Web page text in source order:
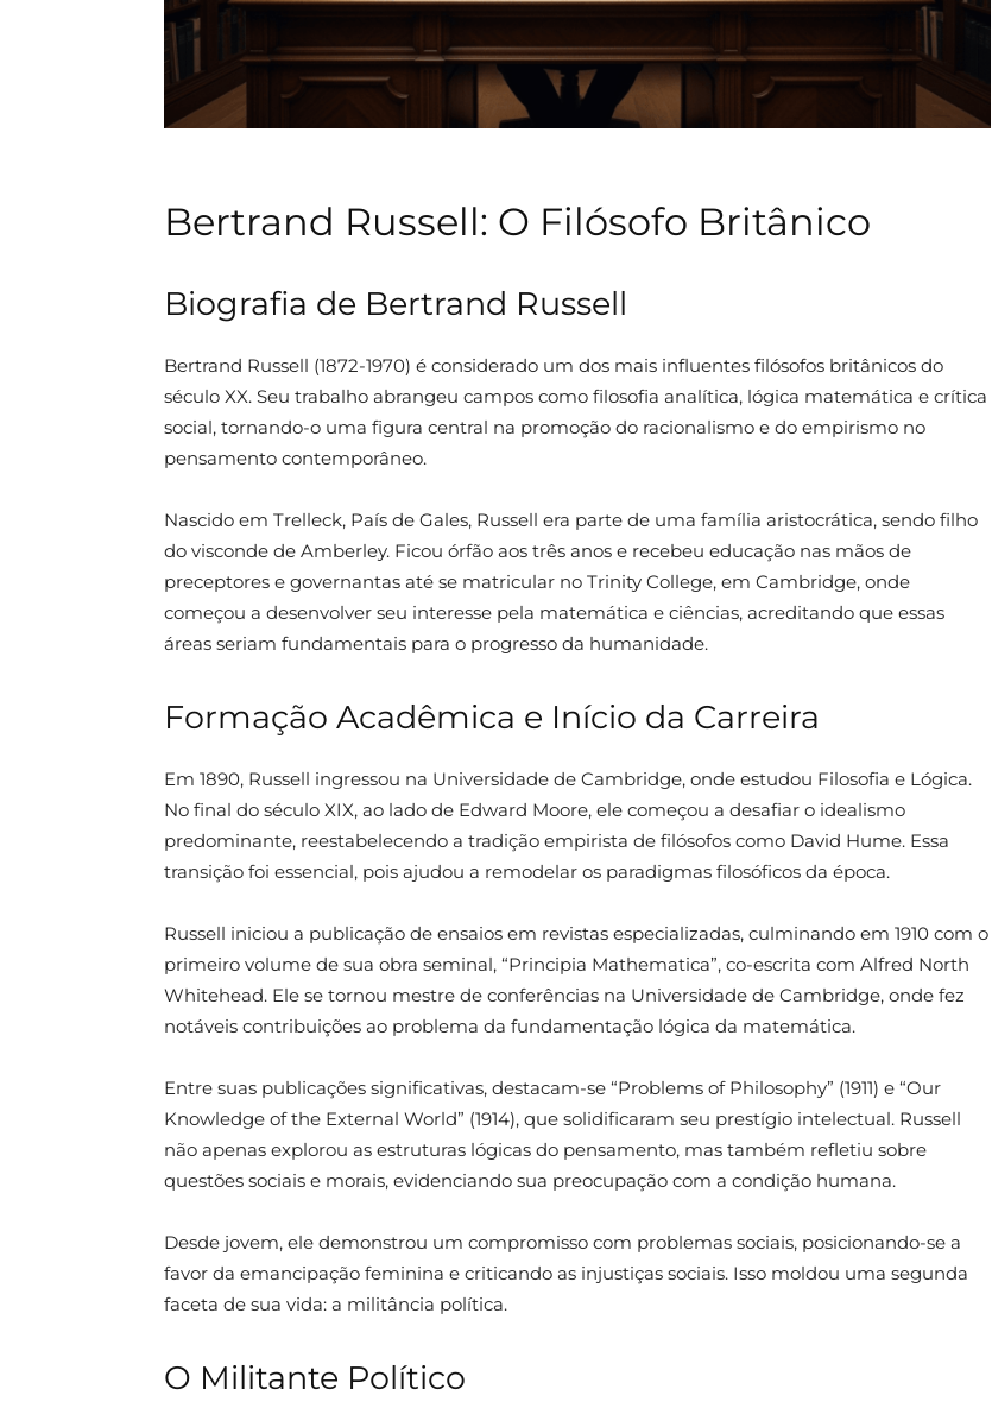
Bertrand Russell: O Filósofo Britânico
Biografia de Bertrand Russell
Bertrand Russell (1872-1970) é considerado um dos mais influentes filósofos britânicos do
século XX. Seu trabalho abrangeu campos como filosofia analítica, lógica matemática e crítica
social, tornando-o uma figura central na promoção do racionalismo e do empirismo no
pensamento contemporâneo.
Nascido em Trelleck, País de Gales, Russell era parte de uma família aristocrática, sendo filho
do visconde de Amberley. Ficou órfão aos três anos e recebeu educação nas mãos de
preceptores e governantas até se matricular no Trinity College, em Cambridge, onde
começou a desenvolver seu interesse pela matemática e ciências, acreditando que essas
áreas seriam fundamentais para o progresso da humanidade.
Formação Acadêmica e Início da Carreira
Em 1890, Russell ingressou na Universidade de Cambridge, onde estudou Filosofia e Lógica.
No final do século XIX, ao lado de Edward Moore, ele começou a desafiar o idealismo
predominante, reestabelecendo a tradição empirista de filósofos como David Hume. Essa
transição foi essencial, pois ajudou a remodelar os paradigmas filosóficos da época.
Russell iniciou a publicação de ensaios em revistas especializadas, culminando em 1910 com o
primeiro volume de sua obra seminal, “Principia Mathematica”, co-escrita com Alfred North
Whitehead. Ele se tornou mestre de conferências na Universidade de Cambridge, onde fez
notáveis contribuições ao problema da fundamentação lógica da matemática.
Entre suas publicações significativas, destacam-se “Problems of Philosophy” (1911) e “Our
Knowledge of the External World” (1914), que solidificaram seu prestígio intelectual. Russell
não apenas explorou as estruturas lógicas do pensamento, mas também refletiu sobre
questões sociais e morais, evidenciando sua preocupação com a condição humana.
Desde jovem, ele demonstrou um compromisso com problemas sociais, posicionando-se a
favor da emancipação feminina e criticando as injustiças sociais. Isso moldou uma segunda
faceta de sua vida: a militância política.
O Militante Político